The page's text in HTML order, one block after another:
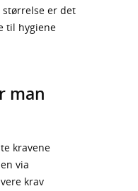
er det
til hygiene
man
kravene
via
krav